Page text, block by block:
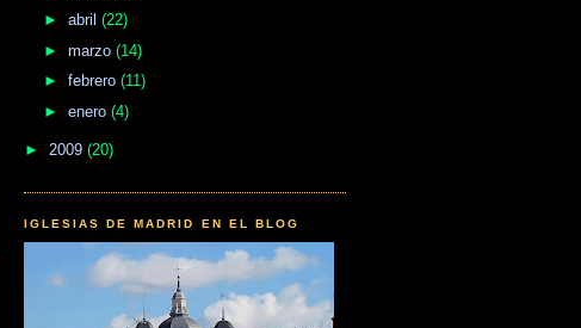
► abril (22)
► marzo (14)
► febrero (11)
► enero (4)
► 2009 (20)
IGLESIAS DE MADRID EN EL BLOG